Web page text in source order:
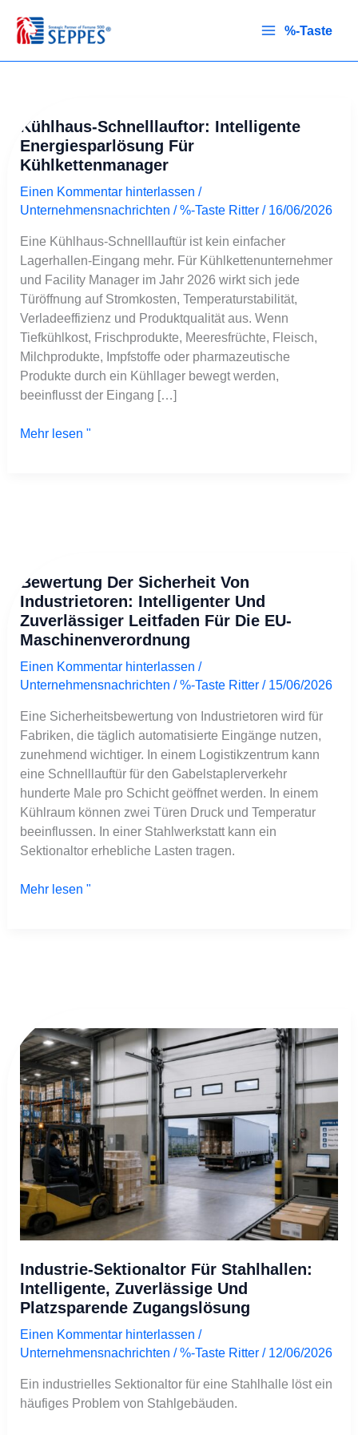
Inhalt
springen
%-Taste
Kühlhaus-Schnelllauftor: Intelligente
Energiesparlösung Für
Kühlkettenmanager
Einen Kommentar hinterlassen /
Unternehmensnachrichten / %-Taste Ritter / 16/06/2026
Eine Kühlhaus-Schnelllauftür ist kein einfacher
Lagerhallen-Eingang mehr. Für Kühlkettenunternehmer
und Facility Manager im Jahr 2026 wirkt sich jede
Türöffnung auf Stromkosten, Temperaturstabilität,
Verladeeffizienz und Produktqualität aus. Wenn
Tiefkühlkost, Frischprodukte, Meeresfrüchte, Fleisch,
Milchprodukte, Impfstoffe oder pharmazeutische
Produkte durch ein Kühllager bewegt werden,
beeinflusst der Eingang […]
Schnelllauftor:
Intelligente
Energiesparlösung
Kühlkettenmanager
Mehr lesen "
Bewertung Der Sicherheit Von
Industrietoren: Intelligenter Und
Zuverlässiger Leitfaden Für Die EU-
Maschinenverordnung
Einen Kommentar hinterlassen /
Unternehmensnachrichten / %-Taste Ritter / 15/06/2026
Eine Sicherheitsbewertung von Industrietoren wird für
Fabriken, die täglich automatisierte Eingänge nutzen,
zunehmend wichtiger. In einem Logistikzentrum kann
eine Schnelllauftür für den Gabelstaplerverkehr
hunderte Male pro Schicht geöffnet werden. In einem
Kühlraum können zwei Türen Druck und Temperatur
beeinflussen. In einer Stahlwerkstatt kann ein
Sektionaltor erhebliche Lasten tragen.
der
Sicherheit
von
Industrietoren:
und
Leitfaden
für
die
EU-
Maschinenverordnung
Mehr lesen "
Industrie-Sektionaltor Für Stahlhallen:
Intelligente, Zuverlässige Und
Platzsparende Zugangslösung
Einen Kommentar hinterlassen /
Unternehmensnachrichten / %-Taste Ritter / 12/06/2026
Ein industrielles Sektionaltor für eine Stahlhalle löst ein
häufiges Problem von Stahlgebäuden.
Sektionaltor
für
Stahlhallen:
Intelligente,
zuverlässige
und
platzsparende
Zugangslösung